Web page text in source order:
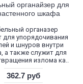
органайзер для
шкафа
органазер
для упорядочивания
и шнуров внутри
а также служит для
излома ка..
362.7 руб